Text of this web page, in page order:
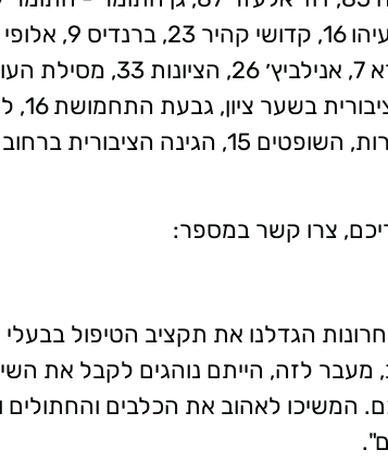
הנביאים 66,
18 + י״א באדר 14, גן הרצל פינת ההסתדרות, השופטים 15,
צרו קשר במספר:
הגדלנו את תקציב הטיפול בבעלי
מעבר לזה, הייתם נוהגים לקבל את
המשיכו לאהוב את הכלבים והחתולים